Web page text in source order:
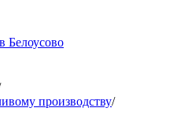
Белоусово
производству/